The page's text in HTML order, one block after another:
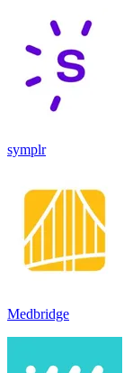
symplr
Medbridge